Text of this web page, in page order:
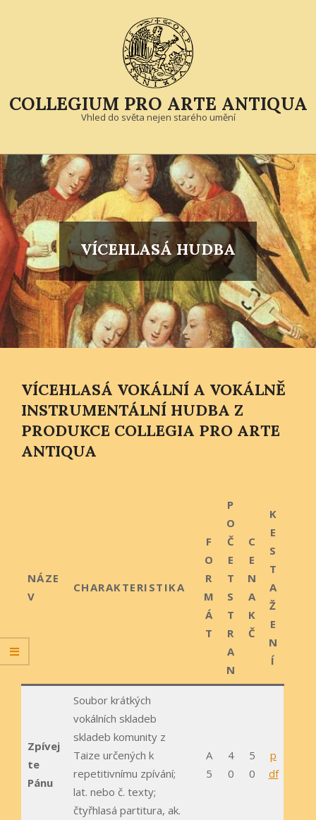
COLLEGIUM PRO ARTE ANTIQUA
Vhled do světa nejen starého umění
Primary
Navigation
Menu
VÍCEHLASÁ HUDBA
VÍCEHLASÁ VOKÁLNÍ A VOKÁLNĚ
INSTRUMENTÁLNÍ HUDBA Z
PRODUKCE COLLEGIA PRO ARTE
ANTIQUA
NÁZE
V
CHARAKTERISTIKA
F
O
R
M
Á
T
P
O
Č
E
T
S
T
R
A
N
C
E
N
A
K
Č
K
E
S
T
A
Ž
E
N
Í
Zpívej
te
Pánu
Soubor krátkých
vokálních skladeb
skladeb komunity z
Taize určených k
repetitivnímu zpívání;
lat. nebo č. texty;
čtyřhlasá partitura, ak.
A
5
4
0
5
0
p
df